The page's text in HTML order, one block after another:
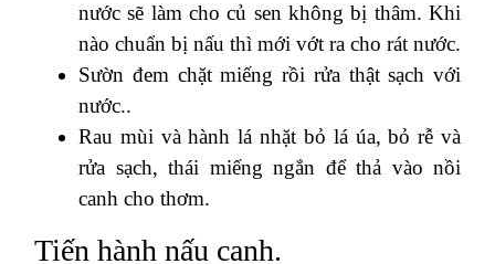
nước sẽ làm cho củ sen không bị thâm. Khi
nào chuẩn bị nấu thì mới vớt ra cho rát nước.
Sườn đem chặt miếng rồi rửa thật sạch với
nước..
Rau mùi và hành lá nhặt bỏ lá úa, bỏ rễ và
rửa sạch, thái miếng ngắn để thả vào nồi
canh cho thơm.
Tiến hành nấu canh.